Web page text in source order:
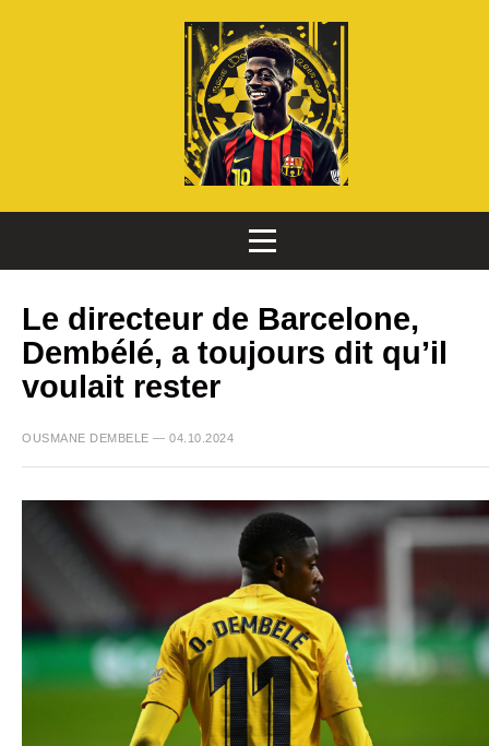
Le directeur de Barcelone,
Dembélé, a toujours dit qu’il
voulait rester
OUSMANE DEMBELE — 04.10.2024